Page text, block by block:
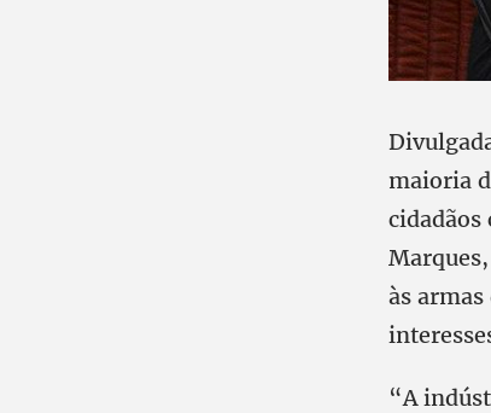
maioria
cidadãos
às
“A